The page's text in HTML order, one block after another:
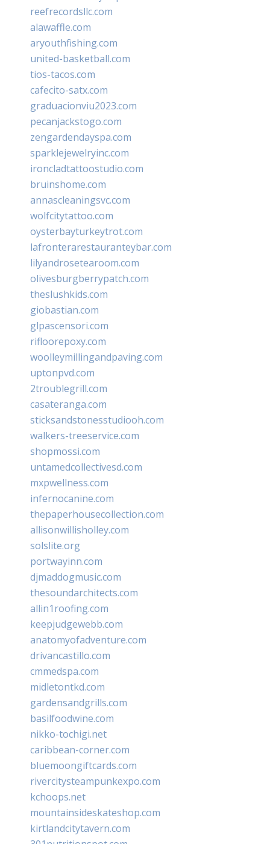
reefrecordsllc.com
alawaffle.com
aryouthfishing.com
united-basketball.com
tios-tacos.com
cafecito-satx.com
graduacionviu2023.com
pecanjackstogo.com
zengardendayspa.com
sparklejewelryinc.com
ironcladtattoostudio.com
bruinshome.com
annascleaningsvc.com
wolfcitytattoo.com
oysterbayturkeytrot.com
lafronterarestauranteybar.com
lilyandrosetearoom.com
olivesburgberrypatch.com
theslushkids.com
giobastian.com
glpascensori.com
rifloorepoxy.com
woolleymillingandpaving.com
uptonpvd.com
2troublegrill.com
casateranga.com
sticksandstonesstudiooh.com
walkers-treeservice.com
shopmossi.com
untamedcollectivesd.com
mxpwellness.com
infernocanine.com
thepaperhousecollection.com
allisonwillisholley.com
solslite.org
portwayinn.com
djmaddogmusic.com
thesoundarchitects.com
allin1roofing.com
keepjudgewebb.com
anatomyofadventure.com
drivancastillo.com
cmmedspa.com
midletontkd.com
gardensandgrills.com
basilfoodwine.com
nikko-tochigi.net
caribbean-corner.com
bluemoongiftcards.com
rivercitysteampunkexpo.com
kchoops.net
mountainsideskateshop.com
kirtlandcitytavern.com